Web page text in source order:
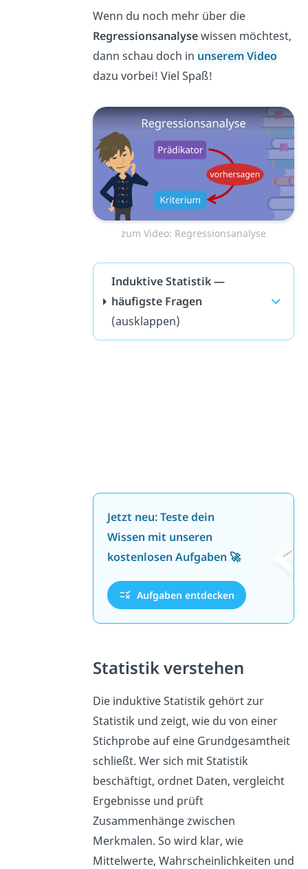
Wenn du noch mehr über die
Regressionsanalysewissen möchtest,
dann schau doch in unserem Video
dazu vorbei! Viel Spaß!
zum Video: Regressionsanalyse
Induktive Statistik —
häufigste Fragen
(ausklappen)
Jetzt neu: Teste dein
Wissen mit unseren
kostenlosen Aufgaben 🚀
Aufgaben entdecken
Statistik verstehen
Die induktive Statistik gehört zur
Statistik und zeigt, wie du von einer
Stichprobe auf eine Grundgesamtheit
schließt. Wer sich mit Statistik
beschäftigt, ordnet Daten, vergleicht
Ergebnisse und prüft
Zusammenhänge zwischen
Merkmalen. So wird klar, wie
Mittelwerte, Wahrscheinlichkeiten und